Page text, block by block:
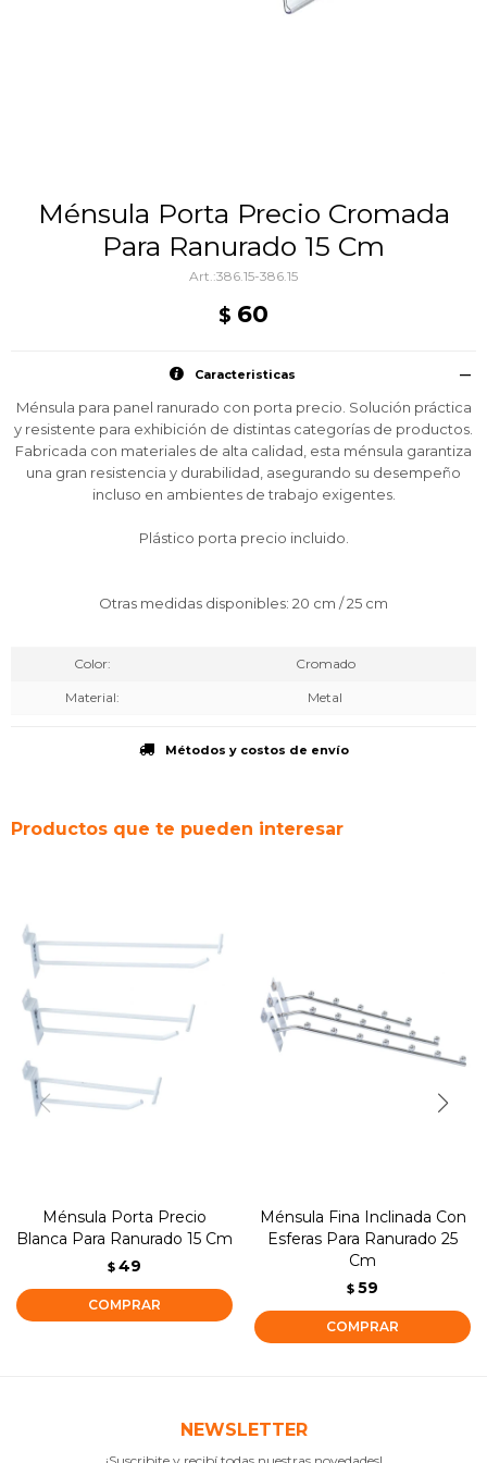
Ménsula Porta Precio Cromada
Para Ranurado 15 Cm
386.15-386.15
$ 60
Caracteristicas
Ménsula para panel ranurado con porta precio. Solución práctica
y resistente para exhibición de distintas categorías de productos.
Fabricada con materiales de alta calidad, esta ménsula garantiza
una gran resistencia y durabilidad, asegurando su desempeño
incluso en ambientes de trabajo exigentes.
Plástico porta precio incluido.
Otras medidas disponibles: 20 cm / 25 cm
Color Cromado
Material Metal
Métodos y costos de envío
Productos que te pueden interesar
Ménsula Porta Precio
Blanca Para Ranurado 15 Cm
$ 49
Ménsula Fina Inclinada Con
Esferas Para Ranurado 25
Cm
$ 59
NEWSLETTER
¡Suscribite y recibí todas nuestras novedades!